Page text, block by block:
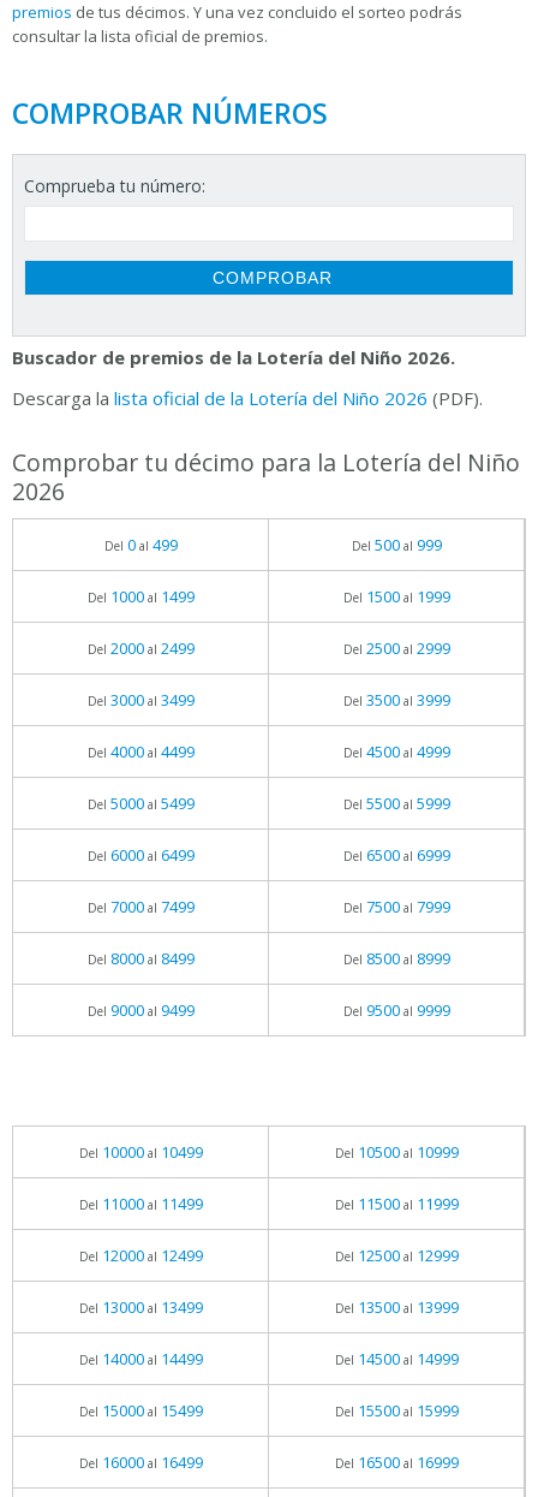
premios de tus décimos. Y una vez concluido el sorteo podrás
consultar la lista oficial de premios.
COMPROBAR NÚMEROS
Comprueba tu número:
Buscador de premios de la Lotería del Niño 2026.
Descarga la lista oficial de la Lotería del Niño 2026 (PDF).
Comprobar tu décimo para la Lotería del Niño
2026
Del 0al 499 Del 500al 999
Del 1000al 1499 Del 1500al 1999
Del 2000al 2499 Del 2500al 2999
Del 3000al 3499 Del 3500al 3999
Del 4000al 4499 Del 4500al 4999
Del 5000al 5499 Del 5500al 5999
Del 6000al 6499 Del 6500al 6999
Del 7000al 7499 Del 7500al 7999
Del 8000al 8499 Del 8500al 8999
Del 9000al 9499 Del 9500al 9999
Del 10000al 10499 Del 10500al 10999
Del 11000al 11499 Del 11500al 11999
Del 12000al 12499 Del 12500al 12999
Del 13000al 13499 Del 13500al 13999
Del 14000al 14499 Del 14500al 14999
Del 15000al 15499 Del 15500al 15999
Del 16000al 16499 Del 16500al 16999